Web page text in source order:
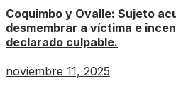
Coquimbo y Ovalle: Sujeto
desmembrar a víctima e
declarado culpable.
noviembre 11, 2025